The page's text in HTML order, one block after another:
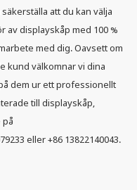
att du kan välja
av displayskåp med 100 %
med dig. Oavsett om
kund välkomnar vi dina
dem ur ett professionellt
till displayskåp,
på
eller +86 13822140043.